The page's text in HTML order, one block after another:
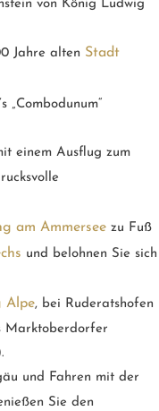
von König Ludwig
Jahre alten Stadt
„Combodunum“
einem Ausflug zum
am Ammersee zu Fuß
und belohnen Sie sich
Alpe, bei Ruderatshofen
Marktoberdorfer
und Fahren mit der
Sie den